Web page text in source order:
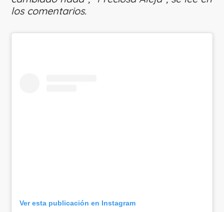
los comentarios.
Ver esta publicación en Instagram